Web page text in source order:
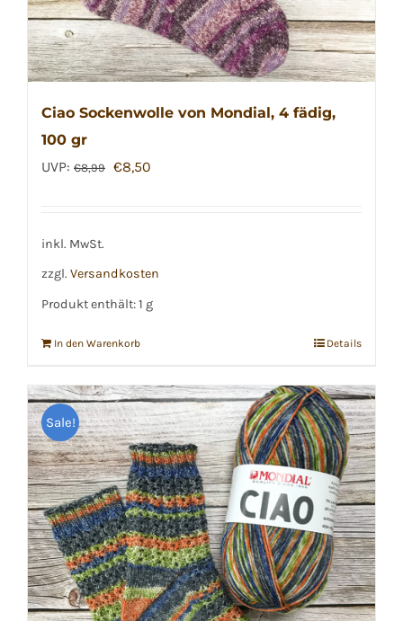
gewählt
werden
Ciao Sockenwolle von Mondial, 4 fädig,
100 gr
UVP: €8,99 Ursprünglicher
€8,50
inkl. MwSt.
zzgl. Versandkosten
Produkt enthält: 1 g
In den Warenkorb Details
Sale!